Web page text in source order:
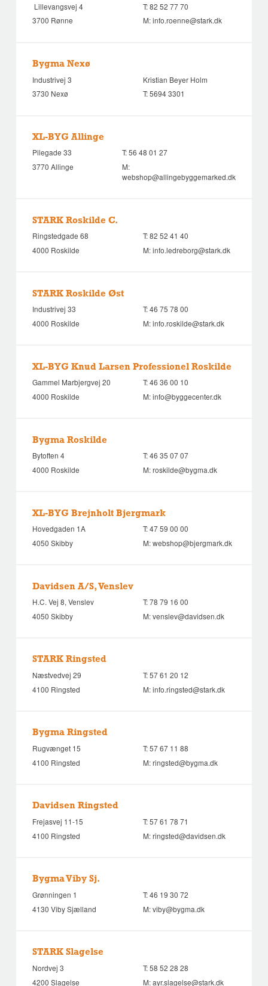
Lillevangsvej 4
3700 Rønne
T:82 52 77 70
M:info.roenne@stark.dk
Bygma Nexø
Industrivej 3
3730 Nexø
Kristian Beyer Holm
T:5694 3301
XL-BYG Allinge
Pilegade 33
3770 Allinge
T:56 48 01 27
M:
webshop@allingebyggemarked.dk
STARK Roskilde C.
Ringstedgade 68
4000 Roskilde
T:82 52 41 40
M:info.ledreborg@stark.dk
STARK Roskilde Øst
Industrivej 33
4000 Roskilde
T:46 75 78 00
M:info.roskilde@stark.dk
XL-BYG Knud Larsen Professionel Roskilde
Gammel Marbjergvej 20
4000 Roskilde
T:46 36 00 10
M:info@byggecenter.dk
Bygma Roskilde
Bytoften 4
4000 Roskilde
T:46 35 07 07
M:roskilde@bygma.dk
XL-BYG Brejnholt Bjergmark
Hovedgaden 1A
4050 Skibby
T:47 59 00 00
M:webshop@bjergmark.dk
Davidsen A/S, Venslev
H.C. Vej 8, Venslev
4050 Skibby
T:78 79 16 00
M:venslev@davidsen.dk
STARK Ringsted
Næstvedvej 29
4100 Ringsted
T:57 61 20 12
M:info.ringsted@stark.dk
Bygma Ringsted
Rugvænget 15
4100 Ringsted
T:57 67 11 88
M:ringsted@bygma.dk
Davidsen Ringsted
Frejasvej 11-15
4100 Ringsted
T:57 61 78 71
M:ringsted@davidsen.dk
Bygma Viby Sj.
Grønningen 1
4130 Viby Sjælland
T:46 19 30 72
M:viby@bygma.dk
STARK Slagelse
Nordvej 3
4200 Slagelse
T:58 52 28 28
M:ayr.slagelse@stark.dk